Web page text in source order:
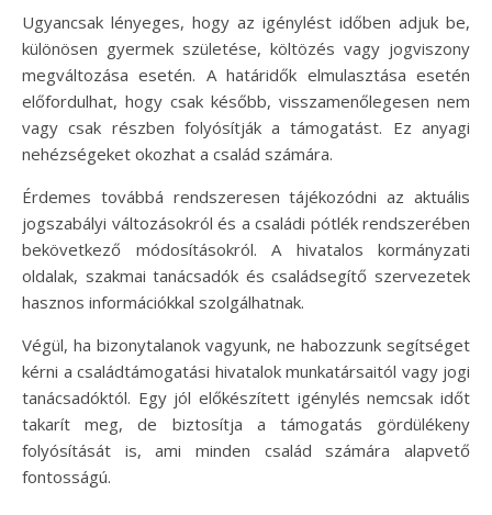
Ugyancsak lényeges, hogy az igénylést időben adjuk be,
különösen gyermek születése, költözés vagy jogviszony
megváltozása esetén. A határidők elmulasztása esetén
előfordulhat, hogy csak később, visszamenőlegesen nem
vagy csak részben folyósítják a támogatást. Ez anyagi
nehézségeket okozhat a család számára.
Érdemes továbbá rendszeresen tájékozódni az aktuális
jogszabályi változásokról és a családi pótlék rendszerében
bekövetkező módosításokról. A hivatalos kormányzati
oldalak, szakmai tanácsadók és családsegítő szervezetek
hasznos információkkal szolgálhatnak.
Végül, ha bizonytalanok vagyunk, ne habozzunk segítséget
kérni a családtámogatási hivatalok munkatársaitól vagy jogi
tanácsadóktól. Egy jól előkészített igénylés nemcsak időt
takarít meg, de biztosítja a támogatás gördülékeny
folyósítását is, ami minden család számára alapvető
fontosságú.